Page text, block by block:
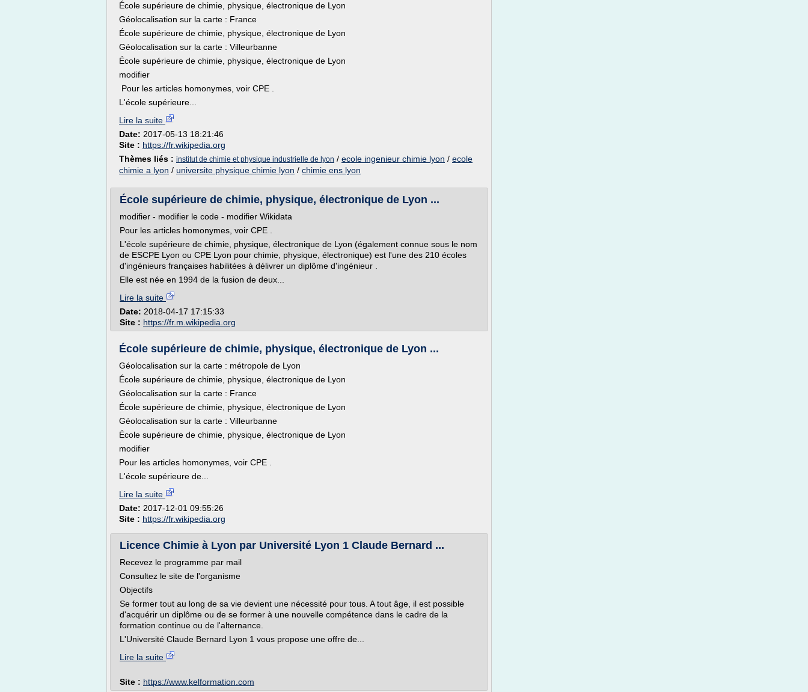
École supérieure de chimie, physique, électronique de Lyon
Géolocalisation sur la carte : France
École supérieure de chimie, physique, électronique de Lyon
Géolocalisation sur la carte : Villeurbanne
École supérieure de chimie, physique, électronique de Lyon
modifier
Pour les articles homonymes, voir CPE .
L'école supérieure...
Lire la suite
Date: 2017-05-13 18:21:46
Site : https://fr.wikipedia.org
Thèmes liés : institut de chimie et physique industrielle de lyon / ecole ingenieur chimie lyon / ecole
chimie a lyon / universite physique chimie lyon / chimie ens lyon
École supérieure de chimie, physique, électronique de Lyon ...
modifier - modifier le code - modifier Wikidata
Pour les articles homonymes, voir CPE .
L'école supérieure de chimie, physique, électronique de Lyon (également connue sous le nom
de ESCPE Lyon ou CPE Lyon pour chimie, physique, électronique) est l'une des 210 écoles
d'ingénieurs françaises habilitées à délivrer un diplôme d'ingénieur .
Elle est née en 1994 de la fusion de deux...
Lire la suite
Date: 2018-04-17 17:15:33
Site : https://fr.m.wikipedia.org
École supérieure de chimie, physique, électronique de Lyon ...
Géolocalisation sur la carte : métropole de Lyon
École supérieure de chimie, physique, électronique de Lyon
Géolocalisation sur la carte : France
École supérieure de chimie, physique, électronique de Lyon
Géolocalisation sur la carte : Villeurbanne
École supérieure de chimie, physique, électronique de Lyon
modifier
Pour les articles homonymes, voir CPE .
L'école supérieure de...
Lire la suite
Date: 2017-12-01 09:55:26
Site : https://fr.wikipedia.org
Licence Chimie à Lyon par Université Lyon 1 Claude Bernard ...
Recevez le programme par mail
Consultez le site de l'organisme
Objectifs
Se former tout au long de sa vie devient une nécessité pour tous. A tout âge, il est possible
d'acquérir un diplôme ou de se former à une nouvelle compétence dans le cadre de la
formation continue ou de l'alternance.
L'Université Claude Bernard Lyon 1 vous propose une offre de...
Lire la suite
Site : https://www.kelformation.com